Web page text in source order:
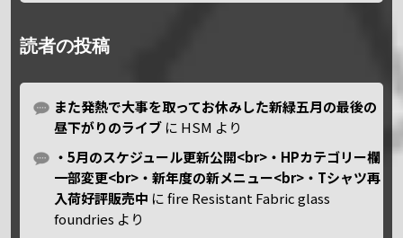
読者の投稿
また発熱で大事を取ってお休みした新緑五月の最後の
昼下がりのライブ に HSM より
・5月のスケジュール更新公開<br>・HPカテゴリー欄
一部変更<br>・新年度の新メニュー<br>・Tシャツ再
入荷好評販売中 にfire Resistant Fabric glass
foundries より